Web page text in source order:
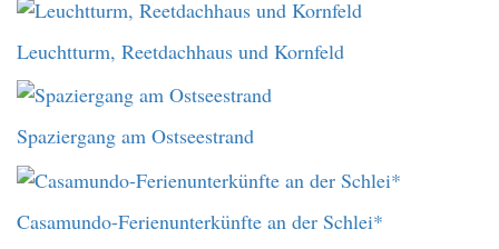
Leuchtturm, Reetdachhaus und Kornfeld
Spaziergang am Ostseestrand
Casamundo-Ferienunterkünfte an der Schlei*